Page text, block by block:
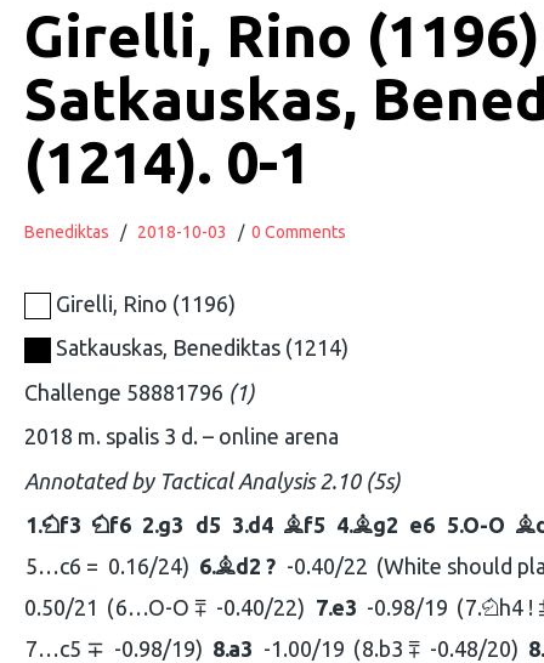
Girelli, Rino
Satkauskas,
(1214). 0-1
Benediktas / 2018-10-03 / 0 Comments
Girelli, Rino
1196
Satkauskas, Benediktas 1214
Challenge 58881796 1
2018 m. spalis 3 d.
online arena
Annotated by Tactical Analysis 2.10 (5s)
1.Nf3 Nf6 2.g3 d5 3.d4 Bf5 4.Bg2 e6 5.O-O B
5…c6 = 0.16/24 6.Bd2 ? -0.40/22
White should
0.50/21
6…O-O ⩱ -0.40/22 7.e3 -0.98/19 7.Nh4 !
7…c5 ∓ -0.98/19 8.a3 -1.00/19 8.b3 ⩱ -0.48/20